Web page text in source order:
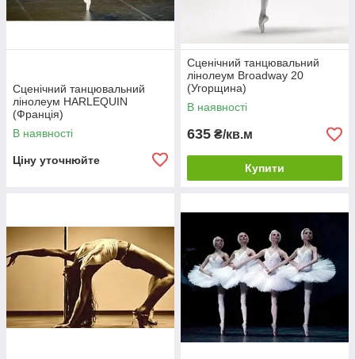
Cценічний танцювальний
лінолеум HARLEQUIN
(Франція)
В наявності
Ціну уточнюйте
Сценічний танцювальний
лінолеум Broadway 20
(Угорщина)
В наявності
635 ₴/кв.м
Купити